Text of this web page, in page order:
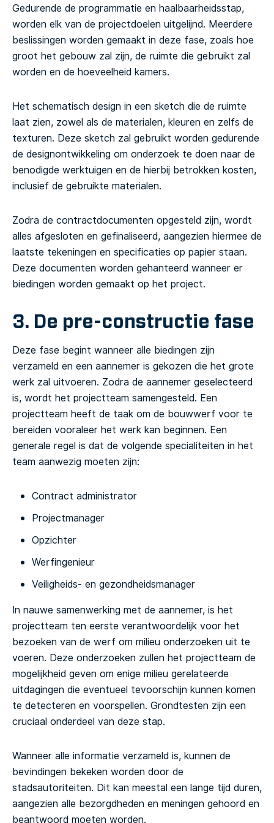
Gedurende de programmatie en haalbaarheidsstap,
worden elk van de projectdoelen uitgelijnd. Meerdere
beslissingen worden gemaakt in deze fase, zoals hoe
groot het gebouw zal zijn, de ruimte die gebruikt zal
worden en de hoeveelheid kamers.
Het schematisch design in een sketch die de ruimte
laat zien, zowel als de materialen, kleuren en zelfs de
texturen. Deze sketch zal gebruikt worden gedurende
de designontwikkeling om onderzoek te doen naar de
benodigde werktuigen en de hierbij betrokken kosten,
inclusief de gebruikte materialen.
Zodra de contractdocumenten opgesteld zijn, wordt
alles afgesloten en gefinaliseerd, aangezien hiermee de
laatste tekeningen en specificaties op papier staan.
Deze documenten worden gehanteerd wanneer er
biedingen worden gemaakt op het project.
3. De pre-constructie fase
Deze fase begint wanneer alle biedingen zijn
verzameld en een aannemer is gekozen die het grote
werk zal uitvoeren. Zodra de aannemer geselecteerd
is, wordt het projectteam samengesteld. Een
projectteam heeft de taak om de bouwwerf voor te
bereiden vooraleer het werk kan beginnen. Een
generale regel is dat de volgende specialiteiten in het
team aanwezig moeten zijn:
Contract administrator
Projectmanager
Opzichter
Werfingenieur
Veiligheids- en gezondheidsmanager
In nauwe samenwerking met de aannemer, is het
projectteam ten eerste verantwoordelijk voor het
bezoeken van de werf om milieu onderzoeken uit te
voeren. Deze onderzoeken zullen het projectteam de
mogelijkheid geven om enige milieu gerelateerde
uitdagingen die eventueel tevoorschijn kunnen komen
te detecteren en voorspellen. Grondtesten zijn een
cruciaal onderdeel van deze stap.
Wanneer alle informatie verzameld is, kunnen de
bevindingen bekeken worden door de
stadsautoriteiten. Dit kan meestal een lange tijd duren,
aangezien alle bezorgdheden en meningen gehoord en
beantwoord moeten worden.